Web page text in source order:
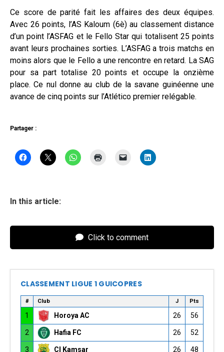
Ce score de parité fait les affaires des deux équipes.
Avec 26 points, l’AS Kaloum (6è) au classement distance
d’un point l’ASFAG et le Fello Star qui totalisent 25 points
avant leurs prochaines sorties. L’ASFAG a trois matchs en
moins alors que le Fello a une rencontre en retard. La SAG
pour sa part totalise 20 points et occupe la onzième
place. Ce nul donne au club de la savane guinéenne une
avance de cinq points sur l’Atlético premier relégable.
Partager :
In this article:
Click to comment
CLASSEMENT LIGUE 1 GUICOPRES
# Club J Pts
1 Horoya AC 26 56
2 Hafia FC 26 52
3 CI Kamsar 26 48